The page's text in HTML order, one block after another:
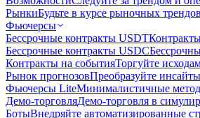
РынкиБудьте в курсе рыночных трендов
Фьючерсы
Бессрочные контракты USDT
Бессрочные контракты USDC
Контракты на событияТоргуйте
Рынок прогнозовПреобразуйте
Фьючерсы LiteМинималистичные
Демо-торговляДемо-торговля в
БотыВнедряйте автоматизированные